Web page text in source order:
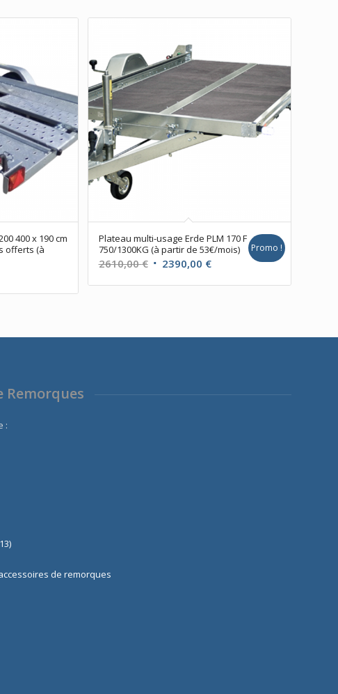
400 x 190 cm
offerts (à
Plateau multi-usage Erde PLM 170 F
750/1300KG (à partir de 53€/mois)
2610,00€ Le 2390,00 €Le
Promo !
Remorques
:
de remorques